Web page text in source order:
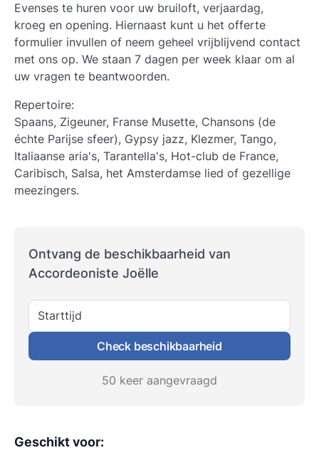
Evenses te huren voor uw bruiloft, verjaardag,
kroeg en opening. Hiernaast kunt u het offerte
formulier invullen of neem geheel vrijblijvend contact
met ons op. We staan 7 dagen per week klaar om al
uw vragen te beantwoorden.
Repertoire:
Spaans, Zigeuner, Franse Musette, Chansons (de
échte Parijse sfeer), Gypsy jazz, Klezmer, Tango,
Italiaanse aria's, Tarantella's, Hot-club de France,
Caribisch, Salsa, het Amsterdamse lied of gezellige
meezingers.
Ontvang de beschikbaarheid van
Accordeoniste Joëlle
Starttijd
Check beschikbaarheid
50 keer aangevraagd
Geschikt voor: